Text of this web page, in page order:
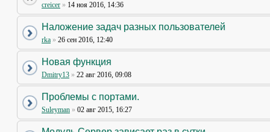
creicer » 14 ноя 2016, 14:36
Наложение задач разных пользователей
rka » 26 сен 2016, 12:40
Новая функция
Dmitry13 » 22 авг 2016, 09:08
Проблемы с портами.
Suleyman » 02 авг 2015, 16:27